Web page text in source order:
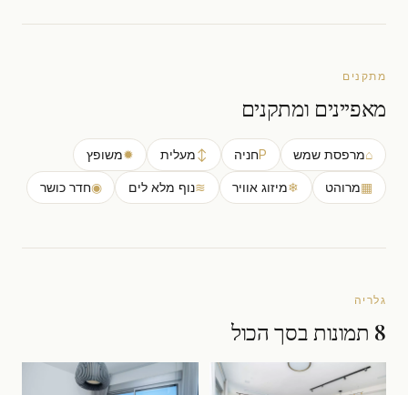
מתקנים
מאפיינים ומתקנים
⌂מרפסת שמש Pחניה ↕מעלית ✹משופץ
▦מרוהט ❄מיזוג אוויר ≋נוף מלא לים ◉חדר כושר
גלריה
8 תמונות בסך הכול